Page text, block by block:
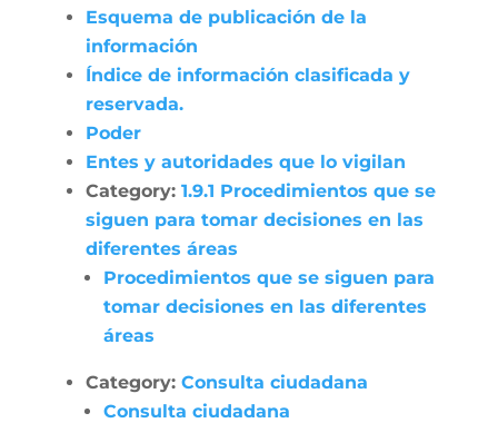
Esquema de publicación de la
información
Índice de información clasificada y
reservada.
Poder
Entes y autoridades que lo vigilan
Category: 1.9.1 Procedimientos que se
siguen para tomar decisiones en las
diferentes áreas
Procedimientos que se siguen para
tomar decisiones en las diferentes
áreas
Category: Consulta ciudadana
Consulta ciudadana